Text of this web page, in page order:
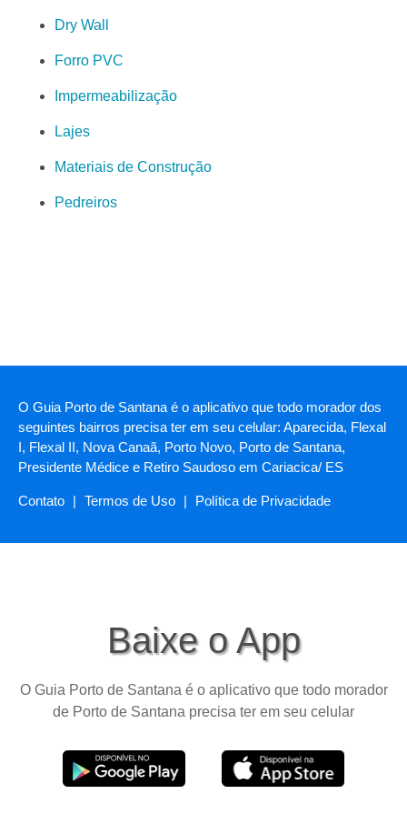
Dry Wall
Forro PVC
Impermeabilização
Lajes
Materiais de Construção
Pedreiros
O Guia Porto de Santana é o aplicativo que todo morador dos
seguintes bairros precisa ter em seu celular: Aparecida, Flexal
I, Flexal II, Nova Canaã, Porto Novo, Porto de Santana,
Presidente Médice e Retiro Saudoso em Cariacica/ ES
Contato | Termos de Uso | Política de Privacidade
Baixe o App
O Guia Porto de Santana é o aplicativo que todo morador
de Porto de Santana precisa ter em seu celular